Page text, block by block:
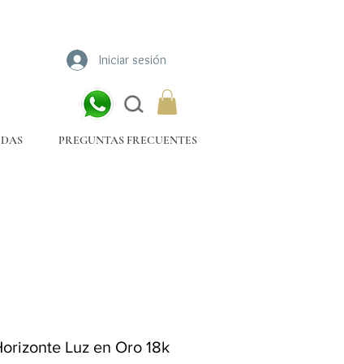
Iniciar sesión
PREGUNTAS FRECUENTES
Luz en Oro 18k